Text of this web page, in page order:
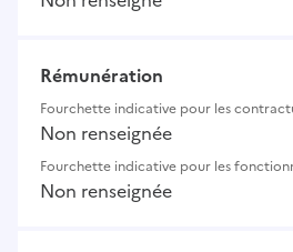
Rémunération
Fourchette indicative pour les
Non renseignée
Fourchette indicative pour les
Non renseignée